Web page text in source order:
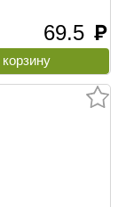
69.5 руб